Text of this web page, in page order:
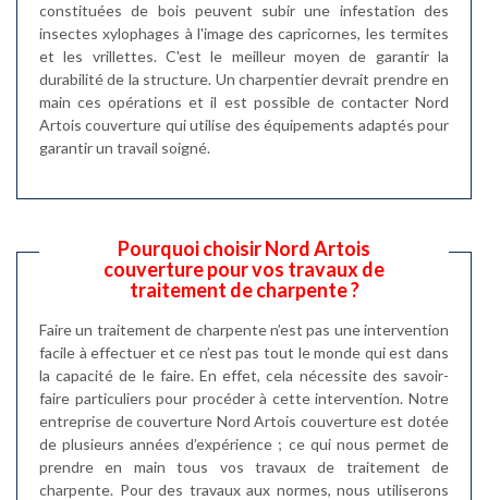
constituées de bois peuvent subir une infestation des
insectes xylophages à l'image des capricornes, les termites
et les vrillettes. C'est le meilleur moyen de garantir la
durabilité de la structure. Un charpentier devrait prendre en
main ces opérations et il est possible de contacter Nord
Artois couverture qui utilise des équipements adaptés pour
garantir un travail soigné.
Pourquoi choisir Nord Artois
couverture pour vos travaux de
traitement de charpente ?
Faire un traitement de charpente n’est pas une intervention
facile à effectuer et ce n’est pas tout le monde qui est dans
la capacité de le faire. En effet, cela nécessite des savoir-
faire particuliers pour procéder à cette intervention. Notre
entreprise de couverture Nord Artois couverture est dotée
de plusieurs années d’expérience ; ce qui nous permet de
prendre en main tous vos travaux de traitement de
charpente. Pour des travaux aux normes, nous utiliserons